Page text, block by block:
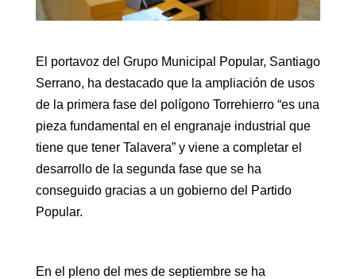
El portavoz del Grupo Municipal Popular, Santiago
Serrano, ha destacado que la ampliación de usos
de la primera fase del polígono Torrehierro “es una
pieza fundamental en el engranaje industrial que
tiene que tener Talavera” y viene a completar el
desarrollo de la segunda fase que se ha
conseguido gracias a un gobierno del Partido
Popular.
En el pleno del mes de septiembre se ha